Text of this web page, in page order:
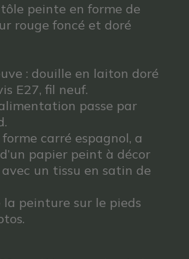
peinte en forme de
rouge foncé et doré
: douille en laiton doré
E27, fil neuf.
passe par
carré espagnol, a
papier peint à décor
un tissu en satin de
la peinture sur le pieds